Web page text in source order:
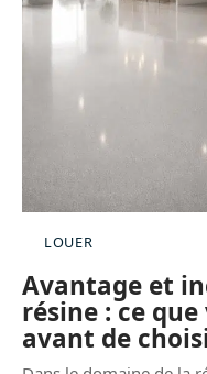
LOUER
Avantage et
résine : ce
avant de